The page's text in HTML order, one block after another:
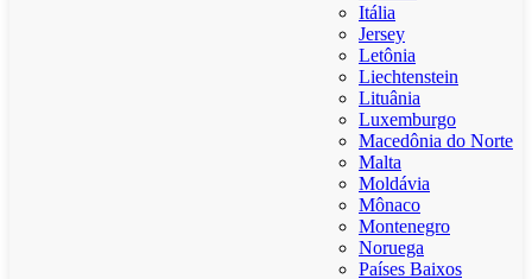
Itália
Jersey
Letônia
Liechtenstein
Lituânia
Luxemburgo
Macedônia do Norte
Malta
Moldávia
Mônaco
Montenegro
Noruega
Países Baixos